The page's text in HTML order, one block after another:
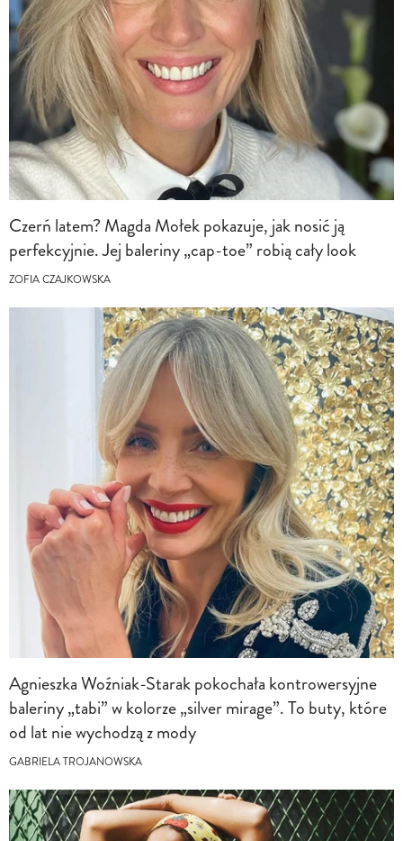
Czerń latem? Magda Mołek pokazuje, jak nosić ją
perfekcyjnie. Jej baleriny „cap-toe” robią cały look
ZOFIA CZAJKOWSKA
Agnieszka Woźniak-Starak pokochała kontrowersyjne
baleriny „tabi” w kolorze „silver mirage”. To buty, które
od lat nie wychodzą z mody
GABRIELA TROJANOWSKA